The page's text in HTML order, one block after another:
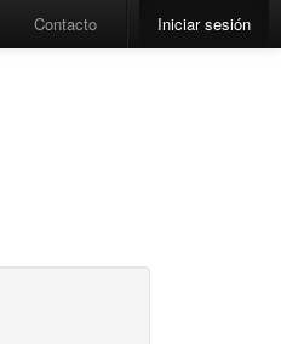
Contacto Iniciar sesión